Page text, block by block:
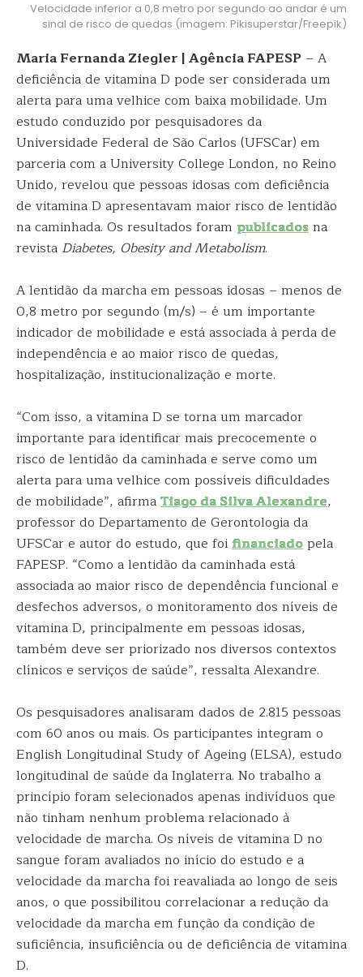
Velocidade inferior a 0,8 metro por segundo ao andar é um
sinal de risco de quedas (imagem: Pikisuperstar/Freepik)
Maria Fernanda Ziegler | Agência FAPESP – A
deficiência de vitamina D pode ser considerada um
alerta para uma velhice com baixa mobilidade. Um
estudo conduzido por pesquisadores da
Universidade Federal de São Carlos (UFSCar) em
parceria com a University College London, no Reino
Unido, revelou que pessoas idosas com deficiência
de vitamina D apresentavam maior risco de lentidão
na caminhada. Os resultados foram publicadosna
revista Diabetes, Obesity and Metabolism.
A lentidão da marcha em pessoas idosas – menos de
0,8 metro por segundo (m/s) – é um importante
indicador de mobilidade e está associada à perda de
independência e ao maior risco de quedas,
hospitalização, institucionalização e morte.
“Com isso, a vitamina D se torna um marcador
importante para identificar mais precocemente o
risco de lentidão da caminhada e serve como um
alerta para uma velhice com possíveis dificuldades
de mobilidade”, afirmaTiago da Silva Alexandre,
professor do Departamento de Gerontologia da
UFSCar e autor do estudo, que foifinanciadopela
FAPESP. “Como a lentidão da caminhada está
associada ao maior risco de dependência funcional e
desfechos adversos, o monitoramento dos níveis de
vitamina D, principalmente em pessoas idosas,
também deve ser priorizado nos diversos contextos
clínicos e serviços de saúde”, ressalta Alexandre.
Os pesquisadores analisaram dados de 2.815 pessoas
com 60 anos ou mais. Os participantes integram o
English Longitudinal Study of Ageing (ELSA), estudo
longitudinal de saúde da Inglaterra. No trabalho a
princípio foram selecionados apenas indivíduos que
não tinham nenhum problema relacionado à
velocidade de marcha. Os níveis de vitamina D no
sangue foram avaliados no início do estudo e a
velocidade da marcha foi reavaliada ao longo de seis
anos, o que possibilitou correlacionar a redução da
velocidade da marcha em função da condição de
suficiência, insuficiência ou de deficiência de vitamina
D.